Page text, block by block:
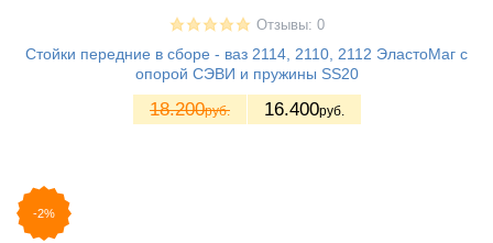
Отзывы: 0
Стойки передние в сборе - ваз 2114, 2110, 2112 ЭластоМаг с
опорой СЭВИ и пружины SS20
18.200руб. 16.400руб.
-2%